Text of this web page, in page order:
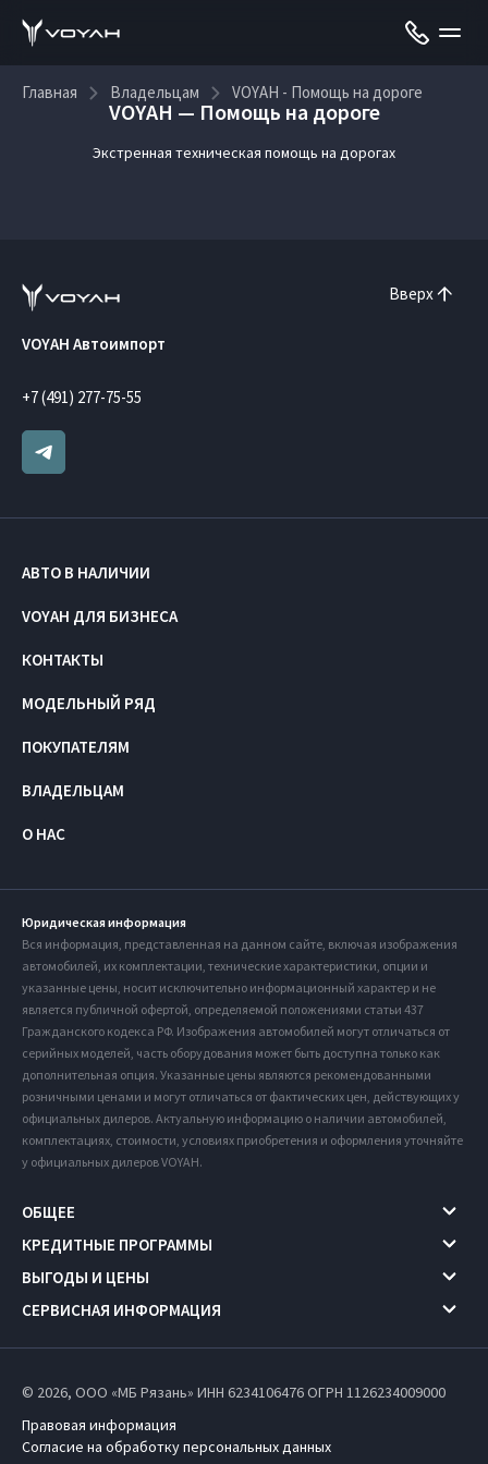
Главная Владельцам VOYAH - Помощь на дороге
VOYAH — Помощь на дороге
Экстренная техническая помощь на дорогах
Вверх
VOYAH Автоимпорт
+7 (491) 277-75-55
АВТО В НАЛИЧИИ
VOYAH ДЛЯ БИЗНЕСА
КОНТАКТЫ
МОДЕЛЬНЫЙ РЯД
ПОКУПАТЕЛЯМ
ВЛАДЕЛЬЦАМ
О НАС
Юридическая информация
Вся информация, представленная на данном сайте, включая изображения
автомобилей, их комплектации, технические характеристики, опции и
указанные цены, носит исключительно информационный характер и не
является публичной офертой, определяемой положениями статьи 437
Гражданского кодекса РФ. Изображения автомобилей могут отличаться от
серийных моделей, часть оборудования может быть доступна только как
дополнительная опция. Указанные цены являются рекомендованными
розничными ценами и могут отличаться от фактических цен, действующих у
официальных дилеров. Актуальную информацию о наличии автомобилей,
комплектациях, стоимости, условиях приобретения и оформления уточняйте
у официальных дилеров VOYAH.
ОБЩЕЕ
КРЕДИТНЫЕ ПРОГРАММЫ
ВЫГОДЫ И ЦЕНЫ
СЕРВИСНАЯ ИНФОРМАЦИЯ
© 2026, ООО «МБ Рязань» ИНН 6234106476ОГРН 1126234009000
Правовая информация
Согласие на обработку персональных данных